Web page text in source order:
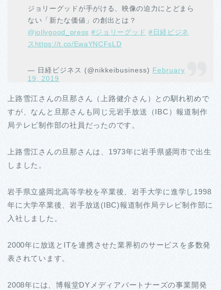
ジョリーグッドが手がける、映像の迫力にとどまら
ない「新たな価値」の創出とは？
@jollygood_press #ジョリーグッド #日経ビジネ
ス https://t.co/EwaYNCFsLD
— 日経ビジネス (@nikkeibusiness) February
19, 2019
上路雪江さんの旦那さん（上路健介さん）との馴れ初めで
すが、なんと旦那さんも同じ元岩手放送（IBC）報道制作
局テレビ制作部の社員だったのです。
上路雪江さんの旦那さんは、1973年に岩手県盛岡市で出生
しました。
岩手県立盛岡北高等学校を卒業後、岩手大学に進学し1998
年に大学卒業後、岩手放送(IBC)報道制作局テレビ制作部に
入社しました。
2000年に放送とITを連携させた業界初のサービスを多数発
表されています。
2008年には、博報堂DYメディアパートナーズの事業開発